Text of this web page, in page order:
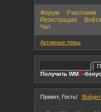
Форум Участники
Регистрация
Войти
Чат
Активные темы
Получить WMR-
Привет, Гость!